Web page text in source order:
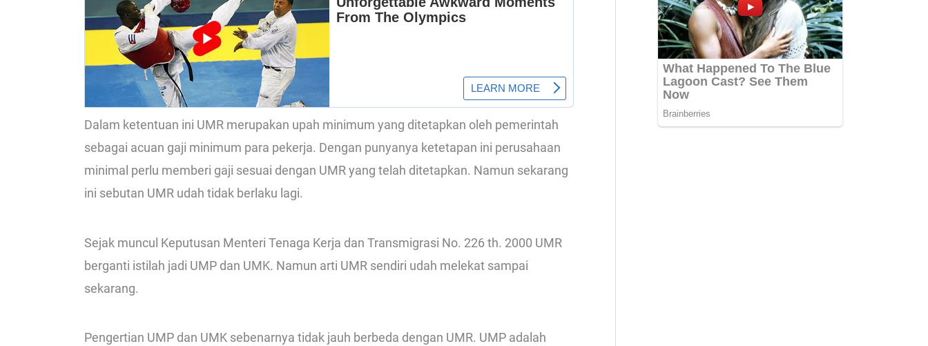
Dalam ketentuan ini UMR merupakan upah minimum yang ditetapkan oleh pemerintah
sebagai acuan gaji minimum para pekerja. Dengan punyanya ketetapan ini perusahaan
minimal perlu memberi gaji sesuai dengan UMR yang telah ditetapkan. Namun sekarang
ini sebutan UMR udah tidak berlaku lagi.
Sejak muncul Keputusan Menteri Tenaga Kerja dan Transmigrasi No. 226 th. 2000 UMR
berganti istilah jadi UMP dan UMK. Namun arti UMR sendiri udah melekat sampai
sekarang.
Pengertian UMP dan UMK sebenarnya tidak jauh berbeda dengan UMR. UMP adalah